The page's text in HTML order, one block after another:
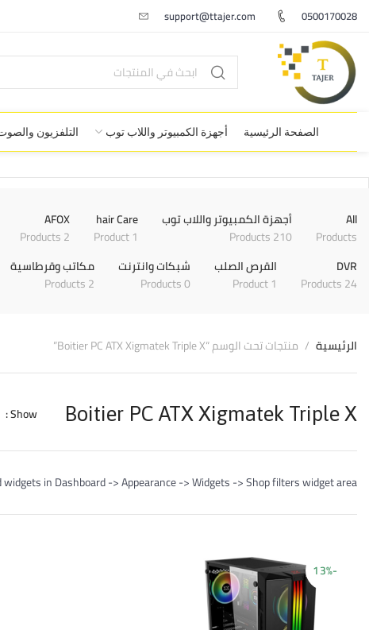
0500170028
support@ttajer.com
الصفحة الرئيسية أجهزة الكمبيوتر واللاب توب التلفزيون
All
Products
أجهزة الكمبيوتر واللاب توب
210 Products
hair Care
1 Product
AFOX
2 Products
DVR
24 Products
القرص الصلب
1 Product
شبكات وانترنت
0 Products
مكاتب وقرطاسية
2 Products
الرئيسية منتجات تحت الوسم “Boitier PC ATX Xigmatek Triple X”
Boitier PC ATX Xigmatek Triple X
Show
widgets in Dashboard -> Appearance -> Widgets -> Shop filters widget area
-13%